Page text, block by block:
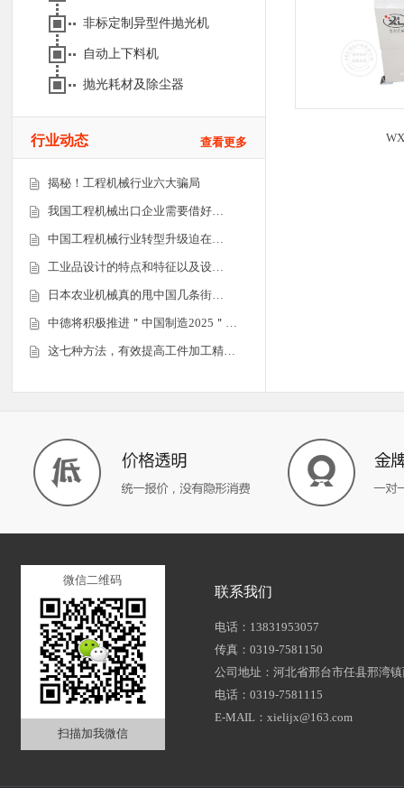
非标定制异型件抛光机
自动上下料机
抛光耗材及除尘器
行业动态 查看更多
揭秘！工程机械行业六大骗局
我国工程机械出口企业需要借好…
中国工程机械行业转型升级迫在…
工业品设计的特点和特征以及设…
日本农业机械真的甩中国几条街…
中德将积极推进＂中国制造2025＂…
这七种方法，有效提高工件加工精…
微信二维码
扫描加我微信
联系我们
电话：13831953057
传真：0319-7581150
公司地址：河北省邢台市任县邢湾
电话：0319-7581115
E-MAIL：xielijx@163.com